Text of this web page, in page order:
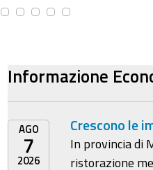
Informazione
AGO
7
2026
Crescono le
In provincia di
ristorazione